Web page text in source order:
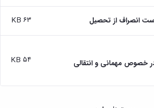
انصراف از تحصیل ۶۳ KB
خصوص مهمانی و انتقالی
۵۴ KB